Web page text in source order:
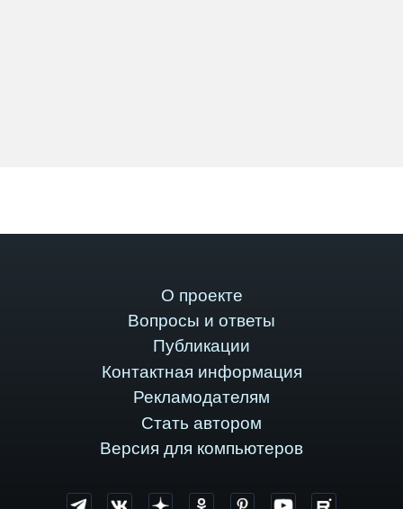
О проекте
Вопросы и ответы
Публикации
Контактная информация
Рекламодателям
Стать автором
Версия для компьютеров